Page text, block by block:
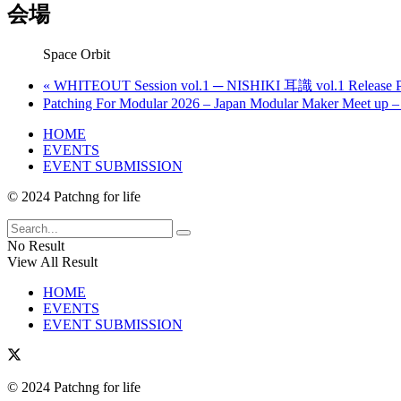
会場
Space Orbit
« WHITEOUT Session vol.1 ─ NISHIKI 耳識 vol.1 Release
Patching For Modular 2026 – Japan Modular Maker Meet up –
HOME
EVENTS
EVENT SUBMISSION
© 2024 Patchng for life
No Result
View All Result
HOME
EVENTS
EVENT SUBMISSION
© 2024 Patchng for life